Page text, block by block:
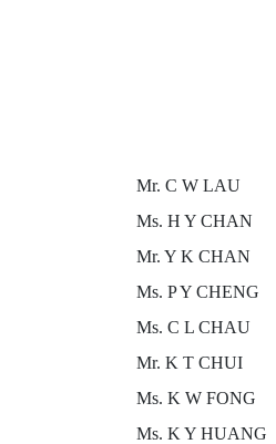
Mr. C W LAU
Ms. H Y CHAN
Mr. Y K CHAN
Ms. P Y CHENG
Ms. C L CHAU
Mr. K T CHUI
Ms. K W FONG
Ms. K Y HUANG